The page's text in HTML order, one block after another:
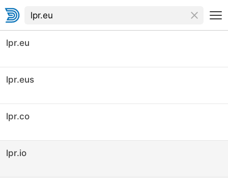
lpr.eu
lpr.eus
lpr.co
lpr.io